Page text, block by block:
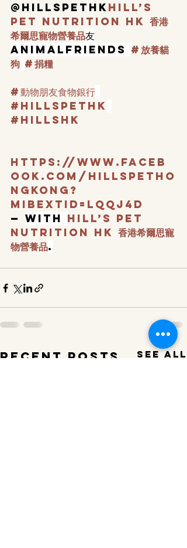
@hillspethkHill’s
Pet Nutrition HK 香港
希爾思寵物營養品友
animalfriends #放養貓
狗 #捐糧
#動物朋友食物銀行
#hillspethk
#HillsHK
https://www.faceb
ook.com/HillsPetHo
ngKong?
mibextid=LQQJ4d
— with Hill’s Pet
Nutrition HK 香港希爾思寵
物營養品.
Recent Posts See All